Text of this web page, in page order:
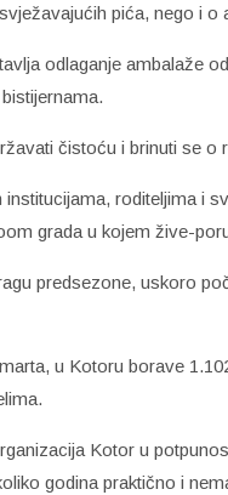
pića, nego i
odlaganje ambalaže
čistoću i brinuti se o
roditeljima i
grada u kojem žive-
predsezone, uskoro
u Kotoru borave
Kotor u
godina praktično i